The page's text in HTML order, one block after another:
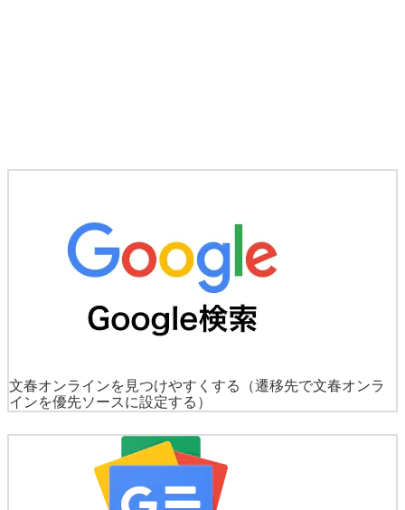
文春オンラインを見つけやすくする
（遷移先で文春オンラ
インを優先ソースに設定する）